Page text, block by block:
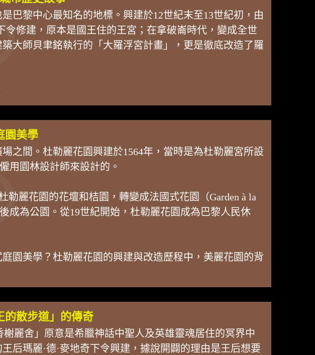
巴黎中心最知名的地標。興建於12世紀末至13世紀初，由
修建，原本是國王住的王宮；在拿破崙時代，變成全世
大師貝聿銘執行的「大羅浮宮計畫」，更是徹底改造了羅
園美學
之間。杜勒麗花園興建於1564年，當時是為杜勒麗宮所設
用園林設計師來設計的。
勒麗花園的花壇和桔園，轉變成法國式花園（Garden à la
成為公園。從19世紀開始，杜勒麗花園成為巴黎人民休
園美學？杜勒麗花園的興建與改造歷程中，美麗花園的背
散步道」的傳奇
榭麗舍」原意是希臘神話中聖人及英雄靈魂居住的冥界中
后瑪麗·德·麥地奇下令興建，據說開闢的理由是王后想要